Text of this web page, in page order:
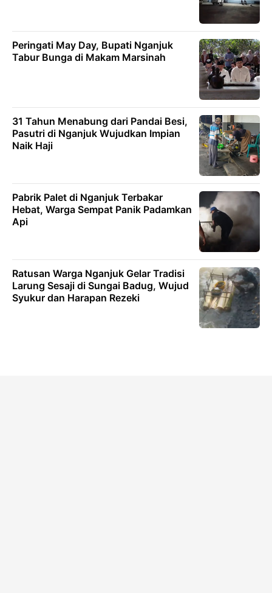
Peringati May Day, Bupati Nganjuk
Tabur Bunga di Makam Marsinah
31 Tahun Menabung dari Pandai Besi,
Pasutri di Nganjuk Wujudkan Impian
Naik Haji
Pabrik Palet di Nganjuk Terbakar
Hebat, Warga Sempat Panik Padamkan
Api
Ratusan Warga Nganjuk Gelar Tradisi
Larung Sesaji di Sungai Badug, Wujud
Syukur dan Harapan Rezeki